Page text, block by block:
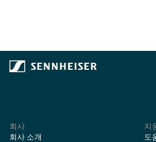
회사
회사 소개
지
도